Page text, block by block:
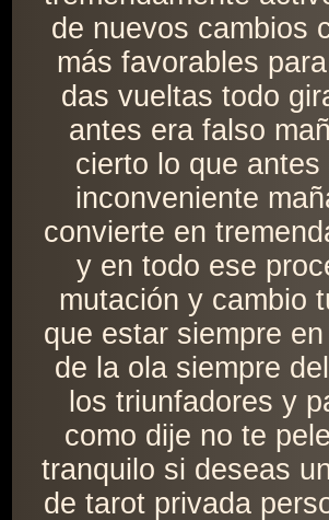
de nuevos cambios
más favorables
das vueltas todo
antes era falso
cierto lo que antes
inconveniente
convierte en
y en todo ese
mutación y cambio
que estar siempre
de la ola siempre
los triunfadores y
como dije no te
tranquilo si deseas
de tarot privada